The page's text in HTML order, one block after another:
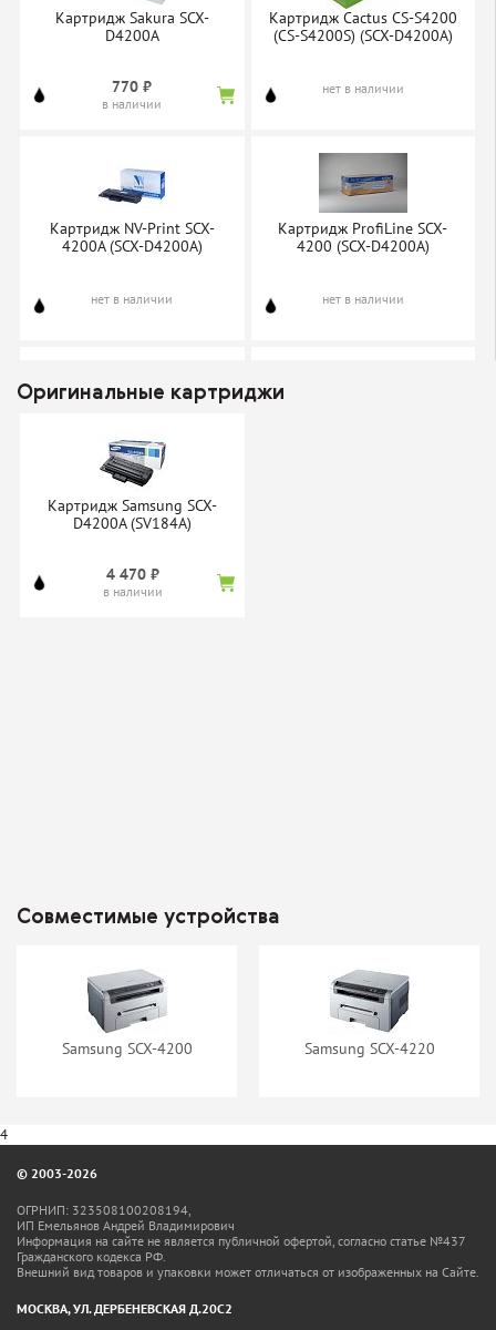
Картридж Sakura SCX-
D4200A
770 ₽
в наличии
Картридж Cactus CS-S4200
(CS-S4200S) (SCX-D4200A)
нет в наличии
Картридж NV-Print SCX-
4200A (SCX-D4200A)
нет в наличии
Картридж ProfiLine SCX-
4200 (SCX-D4200A)
нет в наличии
Картридж Profiline SCX-
D4200A
нет в наличии
нет в наличии
Оригинальные картриджи
Картридж Samsung SCX-
D4200A (SV184A)
4 470 ₽
в наличии
Совместимые устройства
Samsung SCX-4200 Samsung SCX-4220
4
© 2003-2026
ОГРНИП: 323508100208194,
ИП Емельянов Андрей Владимирович
Информация на сайте не является публичной офертой, согласно статье №437
Гражданского кодекса РФ.
Внешний вид товаров и упаковки может отличаться от изображенных на Сайте.
МОСКВА, УЛ. ДЕРБЕНЕВСКАЯ Д.20С2